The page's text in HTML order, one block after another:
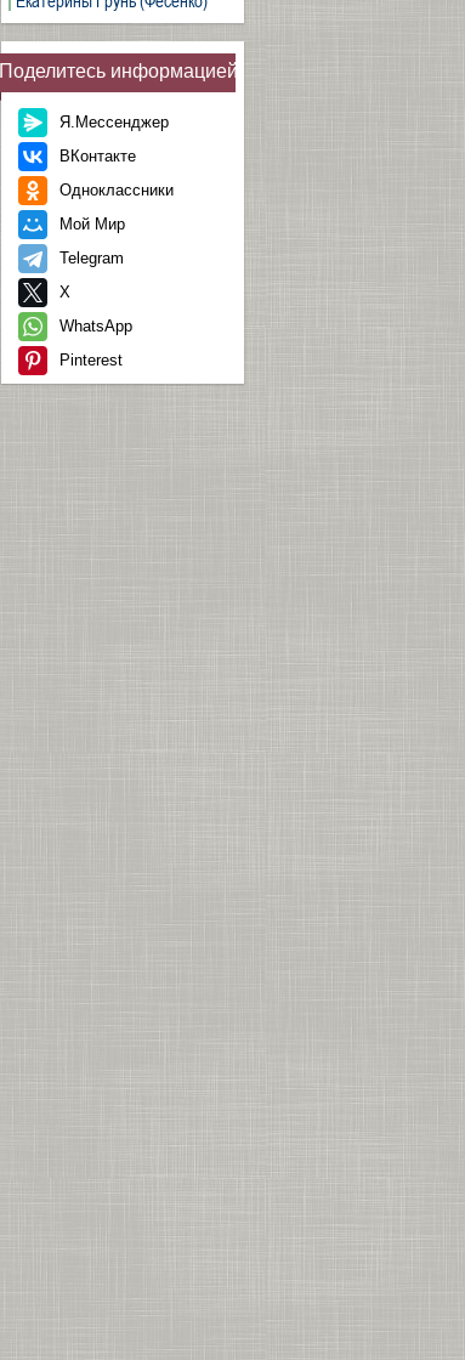
Поделитесь информацией
Я.Мессенджер
ВКонтакте
Одноклассники
Мой Мир
Telegram
X
WhatsApp
Pinterest